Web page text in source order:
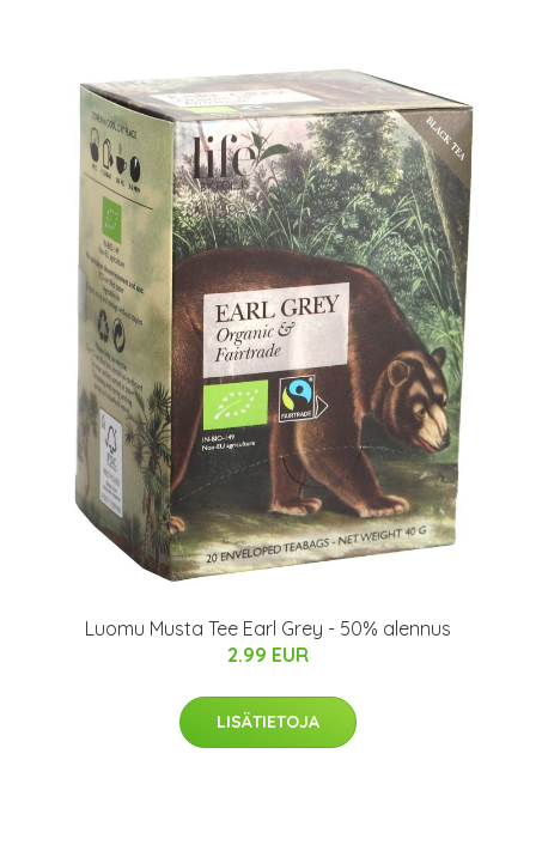
Luomu Musta Tee Earl Grey - 50% alennus
2.99 EUR
LISÄTIETOJA